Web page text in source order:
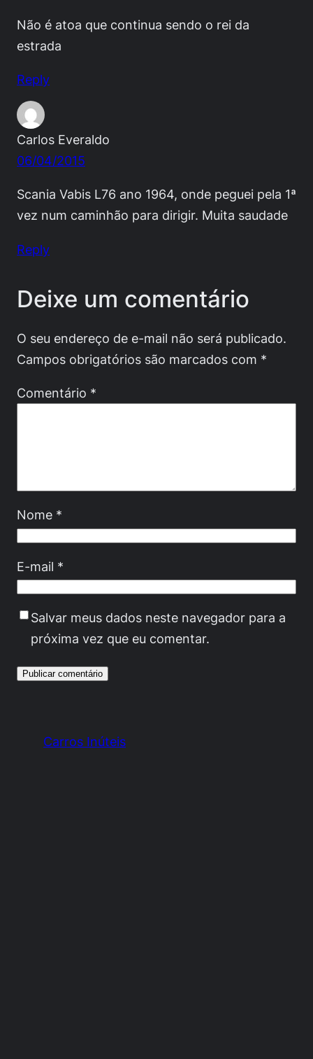
Não é atoa que continua sendo o rei da
estrada
Reply
Carlos Everaldo
06/04/2015
Scania Vabis L76 ano 1964, onde peguei pela 1ª
vez num caminhão para dirigir. Muita saudade
Reply
Deixe um comentário
O seu endereço de e-mail não será publicado.
Campos obrigatórios são marcados com *
Comentário *
Nome *
E-mail *
Salvar meus dados neste navegador para a
próxima vez que eu comentar.
Carros Inúteis